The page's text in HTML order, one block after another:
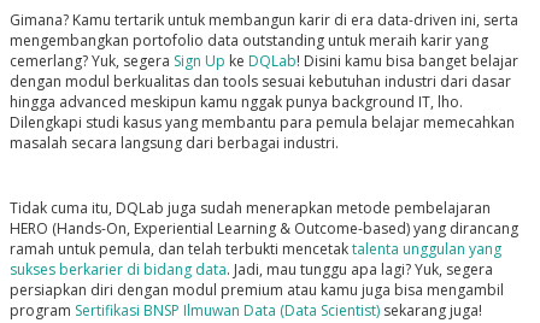
Gimana? Kamu tertarik untuk membangun karir di era data-driven ini, serta
mengembangkan portofolio data outstanding untuk meraih karir yang
cemerlang? Yuk, segera Sign Up ke DQLab! Disini kamu bisa banget belajar
dengan modul berkualitas dan tools sesuai kebutuhan industri dari dasar
hingga advanced meskipun kamu nggak punya background IT, lho.
Dilengkapi studi kasus yang membantu para pemula belajar memecahkan
masalah secara langsung dari berbagai industri.
Tidak cuma itu, DQLab juga sudah menerapkan metode pembelajaran
HERO (Hands-On, Experiential Learning & Outcome-based) yang dirancang
ramah untuk pemula, dan telah terbukti mencetaktalenta unggulan yang
sukses berkarier di bidang data. Jadi, mau tunggu apa lagi? Yuk, segera
persiapkan diri dengan modul premium atau kamu juga bisa mengambil
program Sertifikasi BNSP Ilmuwan Data (Data Scientist)sekarang juga!